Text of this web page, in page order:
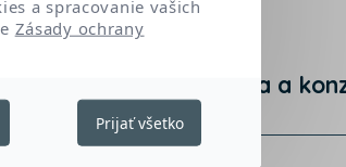
Ochrana a
a spracovanie vašich
Zásady ochrany
Prijať všetko